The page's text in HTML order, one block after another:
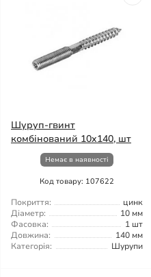
Шуруп-гвинт
комбінований 10x140, шт
Немає в наявності
Код товару: 107622
Покриття:
цинк
Діаметр:
10 мм
Фасовка:
1 шт
Довжина:
140 мм
Категорія:
Шурупи